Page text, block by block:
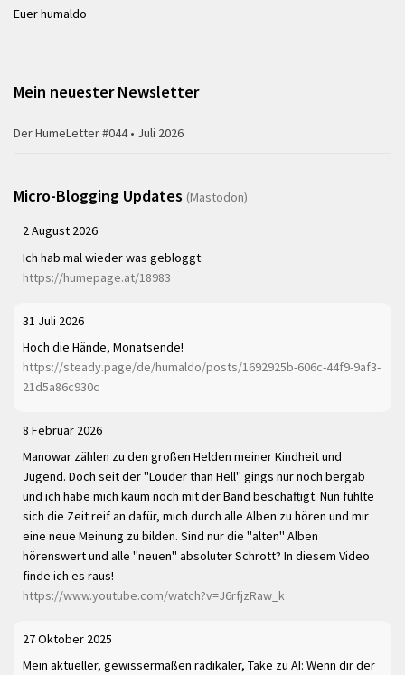
Euer humaldo
Mein neuester Newsletter
Der HumeLetter #044 • Juli 2026
Micro-Blogging Updates (Mastodon)
2 August 2026
Ich hab mal wieder was gebloggt:
https://humepage.at/18983
31 Juli 2026
Hoch die Hände, Monatsende!
https://steady.page/de/humaldo/posts/1692925b-606c-44f9-9af3-
21d5a86c930c
8 Februar 2026
Manowar zählen zu den großen Helden meiner Kindheit und
Jugend. Doch seit der "Louder than Hell" gings nur noch bergab
und ich habe mich kaum noch mit der Band beschäftigt. Nun fühlte
sich die Zeit reif an dafür, mich durch alle Alben zu hören und mir
eine neue Meinung zu bilden. Sind nur die "alten" Alben
hörenswert und alle "neuen" absoluter Schrott? In diesem Video
finde ich es raus!
https://www.youtube.com/watch?v=J6rfjzRaw_k
27 Oktober 2025
Mein aktueller, gewissermaßen radikaler, Take zu AI: Wenn dir der